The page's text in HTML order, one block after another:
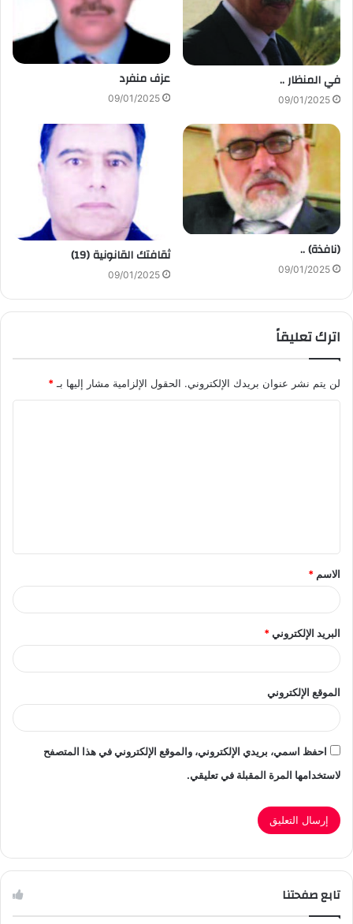
في المنظار ..
09/01/2025
عزف منفرد
09/01/2025
(نافذة) ..
09/01/2025
ثقافتك القانونية (19)
09/01/2025
اترك تعليقاً
لن يتم نشر عنوان بريدك الإلكتروني. الحقول الإلزامية مشار إليها بـ*
ق
*
الاسم *
البريد الإلكتروني*
الموقع الإلكتروني
احفظ اسمي، بريدي الإلكتروني، والموقع الإلكتروني في هذا المتصفح
لاستخدامها المرة المقبلة في تعليقي.
تابع صفحتنا